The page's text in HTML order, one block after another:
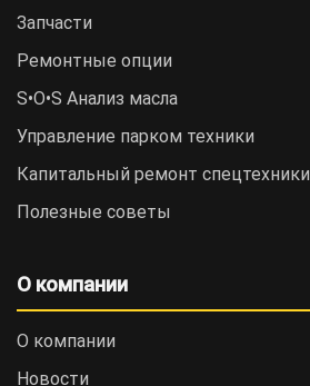
Запчасти
Ремонтные опции
S•O•S Анализ масла
Управление парком техники
Капитальный ремонт спецтехники
Полезные советы
О компании
О компании
Новости